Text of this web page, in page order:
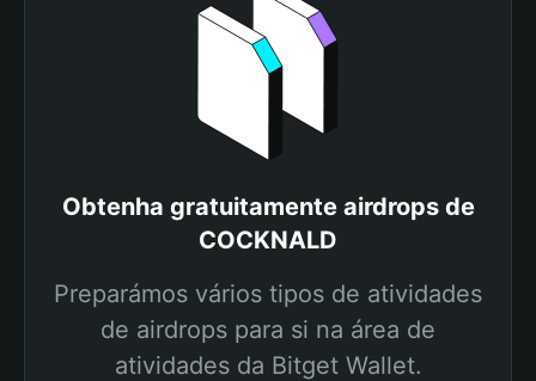
Obtenha gratuitamente airdrops de
COCKNALD
Preparámos vários tipos de atividades
de airdrops para si na área de
atividades da Bitget Wallet.